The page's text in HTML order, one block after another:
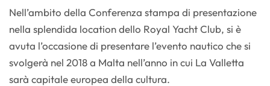
Nell’ambito della Conferenza stampa di presentazione
nella splendida location dello Royal Yacht Club, si è
avuta l’occasione di presentare l’evento nautico che si
svolgerà nel 2018 a Malta nell’anno in cui La Valletta
sarà capitale europea della cultura.